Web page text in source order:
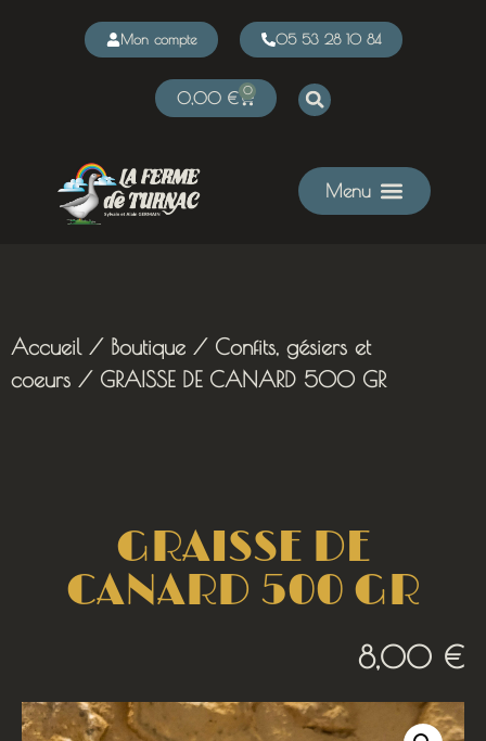
Mon compte 05 53 28 10 84
0,00 € 0
Accueil / Boutique / Confits, gésiers et
coeurs / GRAISSE DE CANARD 500 GR
GRAISSE DE
CANARD 500 GR
8,00 €